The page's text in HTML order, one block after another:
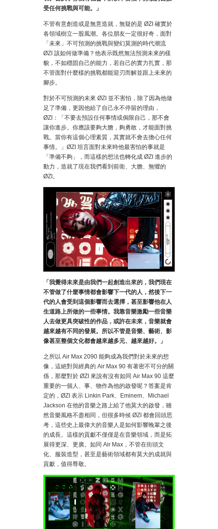
受任何挑戰與可能。」
不管有意創造或是無意造就，無疑的是 ØZI 確實於
各領域樹立一股風潮。各位朋友一定很好奇，面對
「未來」不可預測的挑戰與變幻莫測的時代潮流
ØZI 該如何做準備？他表示既然無法預測未來的樣
貌，不如穩固自己的能力，若自己的實力扎實，那
不管面對什麼樣的挑戰都能迎刃而解並跟上未來的
腳步。
對於不可預測的未來 ØZI 並不害怕，除了因為他做
足了準備，更因他給了自己永不停留的理由，
ØZI：「不要去預設任何事情或侷限自己，那不會
讓你進步。你應該要夠大膽，夠勇敢，才能面對挑
戰。當你有這個心理素質，其實就不會去擔心任何
事情。」ØZI 坦言面對未來時他最害怕的事就是
「準備不夠」，而這樣的想法也轉化成 ØZI 進步的
動力，造就了現在我們看到前衛、大膽、無懼的
ØZI。
「我覺得未來是由我們一起創造出來的，我們現在
不管做了什麼事情都會影響下一代的人，然後下一
代的人會受到這個影響而去選擇，甚至影響他在人
生道路上所做的一些事情。我靠音樂激勵一些音樂
人去做更具突破性的作品，或許在未來，音樂就會
越來越有不同的發展。所以不管是音樂、藝術、影
像甚至整個文化都會越來越多元、越來越好。」
之所以 Air Max 2090 能夠成為我們對於未來的想
像，這絕對與經典的 Air Max 90 有著密不可分的關
係，那麼對於 ØZI 來說有沒有如同 Air Max 90 這麼
重要的一個人、事、物作為他的啟發呢？答案是肯
定的，ØZI 表示 Linkin Park、Eminem、Michael
Jackson 在他的音樂之路上給了他莫大的啟發，雖
然音樂風格不盡相同，但很多時候 ØZI 都會回頭思
考，這些史上最偉大的音樂人是如何影響晚輩之後
的成長。這樣的貢獻不僅僅是在音樂領域，而是拓
展得更深、更廣。如同 Air Max，不管在街頭文
化、服裝造型，甚至是藝術領域都有莫大的成就與
貢獻，值得尊敬。